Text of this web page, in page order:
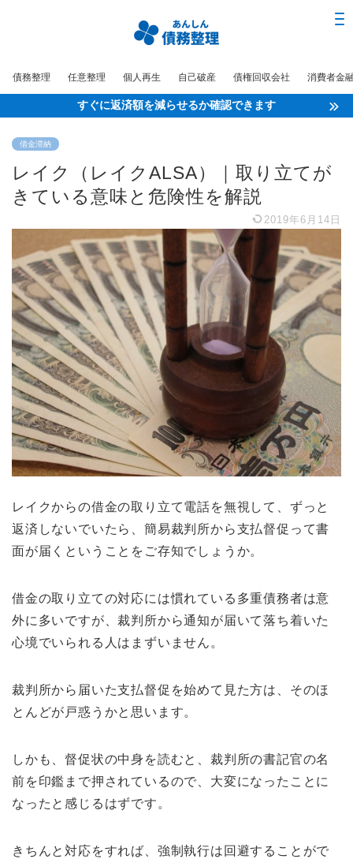
債務整理 任意整理 個人再生 自己破産 債権回収会社 消費者金
すぐに返済額を減らせるか確認できます
借金滞納
レイク（レイクALSA）｜取り立てが
きている意味と危険性を解説
2019年6月14日
レイクからの借金の取り立て電話を無視して、ずっと
返済しないでいたら、簡易裁判所から支払督促って書
面が届くということをご存知でしょうか。
借金の取り立ての対応には慣れている多重債務者は意
外に多いですが、裁判所から通知が届いて落ち着いた
心境でいられる人はまずいません。
裁判所から届いた支払督促を始めて見た方は、そのほ
とんどが戸惑うかと思います。
しかも、督促状の中身を読むと、裁判所の書記官の名
前を印鑑まで押されているので、大変になったことに
なったと感じるはずです。
きちんと対応をすれば、強制執行は回避することがで